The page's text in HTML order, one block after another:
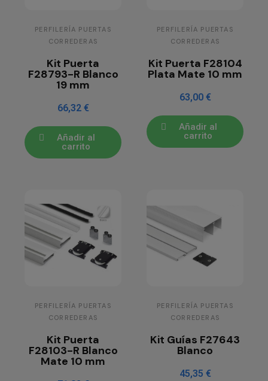
PERFILERÍA PUERTAS
CORREDERAS
Kit Puerta
F28793-R Blanco
19 mm
66,32 €
Añadir al
carrito
PERFILERÍA PUERTAS
CORREDERAS
Kit Puerta F28104
Plata Mate 10 mm
63,00 €
Añadir al
carrito
PERFILERÍA PUERTAS
CORREDERAS
Kit Puerta
F28103-R Blanco
Mate 10 mm
PERFILERÍA PUERTAS
CORREDERAS
Kit Guías F27643
Blanco
45,35 €